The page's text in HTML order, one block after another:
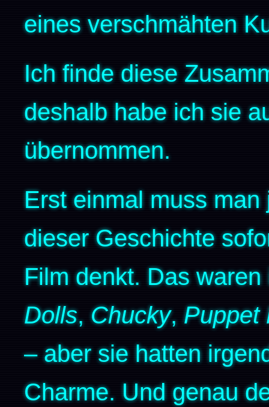
eines verschmähten
Ich finde diese
deshalb habe ich sie
übernommen.
Erst einmal muss
dieser Geschichte
Film denkt. Das
Dolls,Chucky,Puppet
– aber sie hatten
Charme. Und genau